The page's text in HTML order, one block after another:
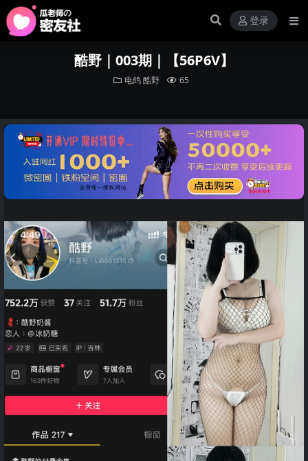
登录
酷野｜003期｜【56P6V】
电鸽酷野 65